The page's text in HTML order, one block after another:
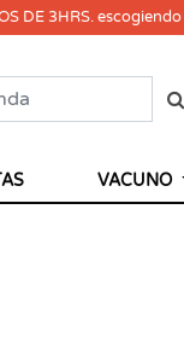
DE 3HRS.
VACUNO